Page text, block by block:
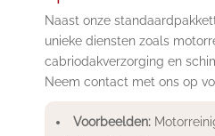
Naast onze
unieke diensten zoals
cabriodakverzorging en
Neem contact met ons op
Voorbeelden: